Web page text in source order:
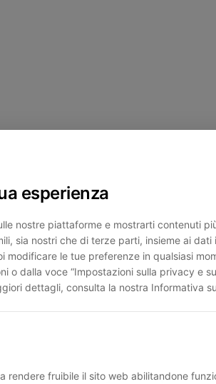
esperienza
nostre piattaforme e mostrarti contenuti
sia nostri che di terze parti, insieme ai dati
modificare le tue preferenze in qualsiasi
o dalla voce “Impostazioni sulla privacy e
dettagli, consulta la nostra Informativa
rendere fruibile il sito web abilitandone
loadingducadisangiusto.com(see the